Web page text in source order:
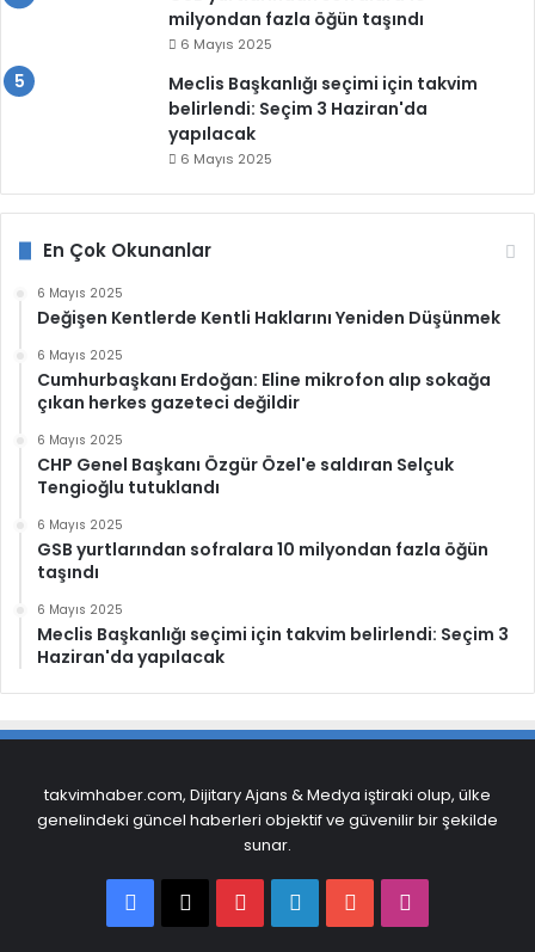
milyondan fazla öğün taşındı
6 Mayıs 2025
Meclis Başkanlığı seçimi için takvim
belirlendi: Seçim 3 Haziran'da
yapılacak
6 Mayıs 2025
En Çok Okunanlar
6 Mayıs 2025
Değişen Kentlerde Kentli Haklarını Yeniden Düşünmek
6 Mayıs 2025
Cumhurbaşkanı Erdoğan: Eline mikrofon alıp sokağa
çıkan herkes gazeteci değildir
6 Mayıs 2025
CHP Genel Başkanı Özgür Özel'e saldıran Selçuk
Tengioğlu tutuklandı
6 Mayıs 2025
GSB yurtlarından sofralara 10 milyondan fazla öğün
taşındı
6 Mayıs 2025
Meclis Başkanlığı seçimi için takvim belirlendi: Seçim 3
Haziran'da yapılacak
takvimhaber.com, Dijitary Ajans & Medya iştiraki olup, ülke
genelindeki güncel haberleri objektif ve güvenilir bir şekilde
sunar.
Facebook
X PinterestLinkedInYouTube